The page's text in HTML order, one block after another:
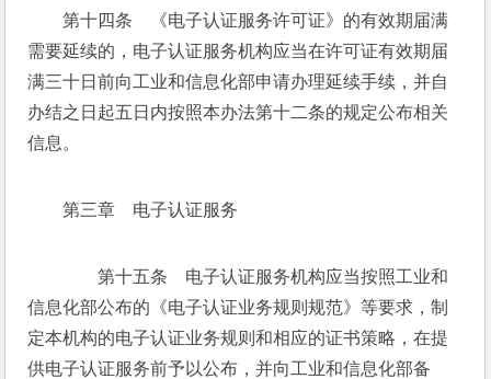
第十四条　《电子认证服务许可证》的有效期届满
需要延续的，电子认证服务机构应当在许可证有效期届
满三十日前向工业和信息化部申请办理延续手续，并自
办结之日起五日内按照本办法第十二条的规定公布相关
信息。
第三章　电子认证服务
第十五条　电子认证服务机构应当按照工业和
信息化部公布的《电子认证业务规则规范》等要求，制
定本机构的电子认证业务规则和相应的证书策略，在提
供电子认证服务前予以公布，并向工业和信息化部备